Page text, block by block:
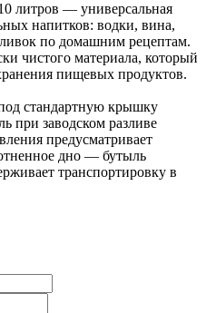
литров — универсальная
напитков: водки, вина,
по домашним рецептам.
чистого материала, который
пищевых продуктов.
стандартную крышку
при заводском разливе
предусматривает
дно — бутыль
транспортировку в